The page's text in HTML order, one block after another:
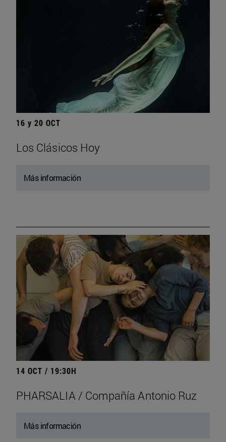
16 y 20 OCT
Los Clásicos Hoy
Más información
14 OCT / 19:30H
PHARSALIA / Compañía Antonio Ruz
Más información